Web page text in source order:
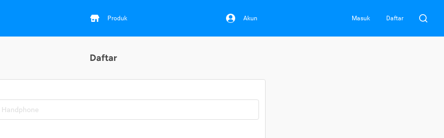
Produk Akun Masuk Daftar
Daftar